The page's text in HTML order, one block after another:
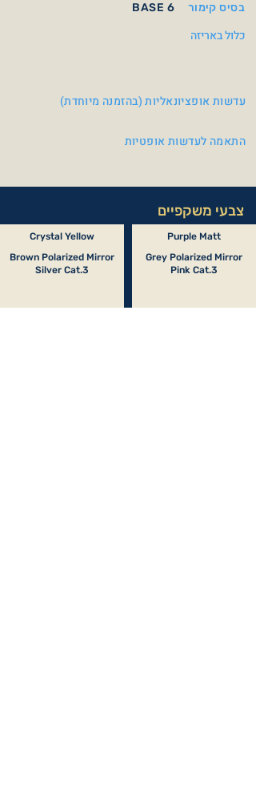
BASE 6 בסיס קימור
כלול באריזה
עדשות אופציונאליות (בהזמנה מיוחדת)
התאמה לעדשות אופטיות
צבעי משקפיים
Crystal Yellow
Brown Polarized Mirror
Silver Cat.3
Purple Matt
Grey Polarized Mirror
Pink Cat.3